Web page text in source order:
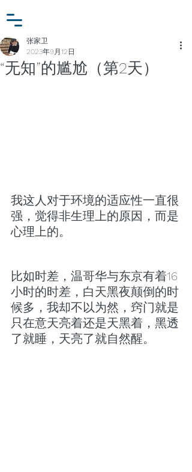
“无知”的尴尬（第2天）
张家卫
2023年9月12日
我这人对于环境的适应性一直很
强，觉得非生理上的原因，而是
心理上的。
比如时差，温哥华与东京有着16
小时的时差，白天黑夜颠倒的时
候多，我却不以为然，窍门就是
只在意天亮着还是天黑着，黑透
了就睡，天亮了就自然醒。